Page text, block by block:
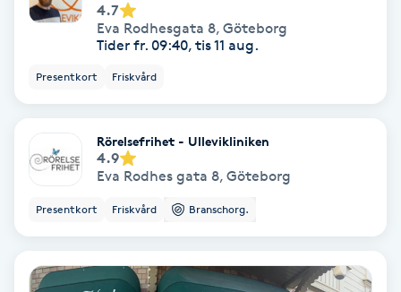
Nagelförlängning gelé
Nagelförlängning glasfiber
Nagelförlängning silke
Nagelförstärkning
Nagelklippning
Nagelsvamp
4.7
Eva Rodhesgata 8, Göteborg
Tider fr. 09:40, tis 11 aug.
Presentkort Friskvård
Rörelsefrihet - Ullevikliniken
4.9
Eva Rodhes gata 8, Göteborg
Presentkort Friskvård Branschorg.